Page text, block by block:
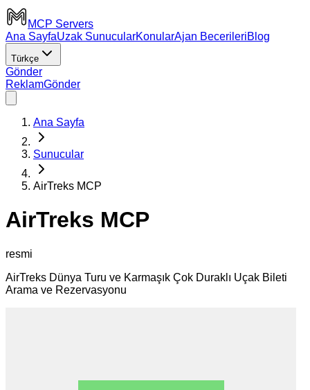
MCP Servers
Ana SayfaUzak SunucularKonularAjan BecerileriBlog
Türkçe
Gönder
ReklamGönder
Ana Sayfa
Sunucular
AirTreks MCP
AirTreks MCP
resmi
AirTreks Dünya Turu ve Karmaşık Çok Duraklı Uçak Bileti
Arama ve Rezervasyonu